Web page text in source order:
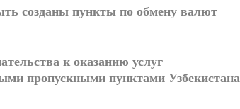
созданы пункты по обмену валют
к оказанию услуг
пропускными пунктамиУзбекистана